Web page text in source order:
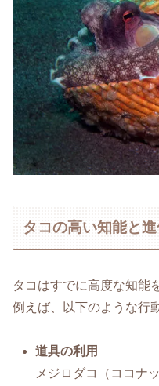
タコの高い知能と
タコはすでに高度な知能
例えば、以下のような行
道具の利用
メジロダコ（ココナ